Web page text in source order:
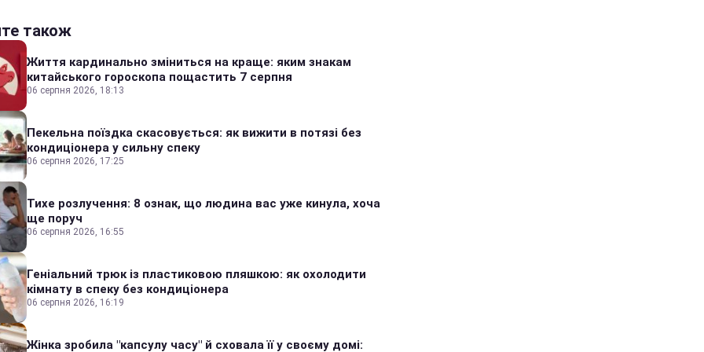
також
Життя кардинально зміниться на краще: яким знакам
китайського гороскопа пощастить 7 серпня
06 серпня 2026, 18:13
Пекельна поїздка скасовується: як вижити в потязі без
кондиціонера у сильну спеку
06 серпня 2026, 17:25
Тихе розлучення: 8 ознак, що людина вас уже кинула, хоча
ще поруч
06 серпня 2026, 16:55
Геніальний трюк із пластиковою пляшкою: як охолодити
кімнату в спеку без кондиціонера
06 серпня 2026, 16:19
Жінка зробила "капсулу часу" й сховала її у своєму домі: